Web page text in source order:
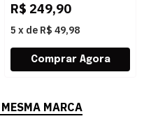
R$ 249,90
5 x de R$ 49,98
MARCA